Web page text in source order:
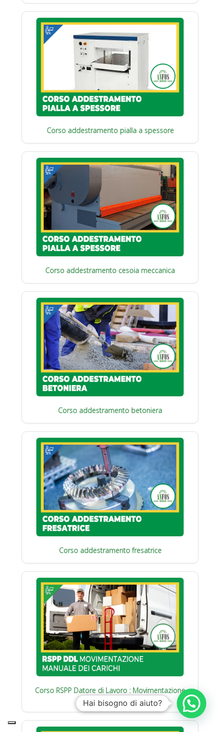
Corso addestramento pialla a spessore
Corso addestramento cesoia meccanica
Corso addestramento betoniera
Corso addestramento fresatrice
Corso RSPP Datore di Lavoro : Movimentazione
manuale carichi
Hai bisogno di aiuto?